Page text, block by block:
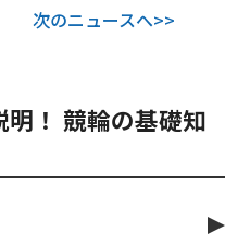
次のニュースへ>>
！ 競輪の基礎知